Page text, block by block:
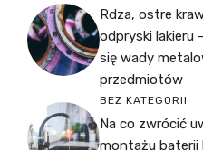
Rdza, ostre
odpryski lakieru
się wady
przedmiotów
BEZ KATEGORII
Na co zwrócić
montażu baterii